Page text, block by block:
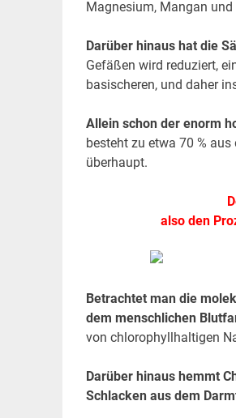
Magnesium, Mangan
Darüber hinaus hat die
Gefäßen wird reduziert,
basischeren, und daher
Allein schon der enorm
besteht zu etwa 70 %
überhaupt.
also den
Betrachtet man die
dem menschlichen
von chlorophyllhaltigen
Darüber hinaus hemmt
Schlacken aus dem